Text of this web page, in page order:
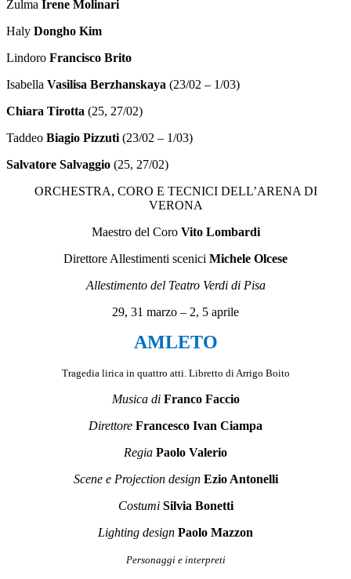
Zulma Irene Molinari
Haly Dongho Kim
Lindoro Francisco Brito
Isabella Vasilisa Berzhanskaya (23/02 – 1/03)
Chiara Tirotta (25, 27/02)
Taddeo Biagio Pizzuti (23/02 – 1/03)
Salvatore Salvaggio (25, 27/02)
ORCHESTRA, CORO E TECNICI DELL’ARENA DI
VERONA
Maestro del Coro Vito Lombardi
Direttore Allestimenti scenici Michele Olcese
Allestimento del Teatro Verdi di Pisa
29, 31 marzo – 2, 5 aprile
AMLETO
Tragedia lirica in quattro atti. Libretto di Arrigo Boito
Musica di Franco Faccio
Direttore Francesco Ivan Ciampa
Regia Paolo Valerio
Scene e Projection design Ezio Antonelli
CostumiSilvia Bonetti
Lighting design Paolo Mazzon
Personaggi e interpreti